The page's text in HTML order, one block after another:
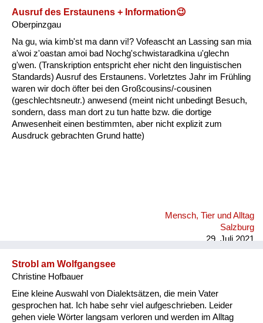
Natur und Landwirtschaft
Fluchen und Reden
Mensch, Tier und Alltag
Schmankerln und
Kulinarisches
Ausruf des Erstaunens + Information😉
Oberpinzgau
Na gu, wia kimb'st ma dann vi!? Vofeascht an Lassing san mia
a'woi z'oastan amoi bad Nochg'schwistaradkina u'glechn
g'wen. (Transkription entspricht eher nicht den linguistischen
Standards) Ausruf des Erstaunens. Vorletztes Jahr im Frühling
waren wir doch öfter bei den Großcousins/-cousinen
(geschlechtsneutr.) anwesend (meint nicht unbedingt Besuch,
sondern, dass man dort zu tun hatte bzw. die dortige
Anwesenheit einen bestimmten, aber nicht explizit zum
Ausdruck gebrachten Grund hatte)
Mensch, Tier und Alltag
Salzburg
29. Juli 2021
Strobl am Wolfgangsee
Christine Hofbauer
Eine kleine Auswahl von Dialektsätzen, die mein Vater
gesprochen hat. Ich habe sehr viel aufgeschrieben. Leider
gehen viele Wörter langsam verloren und werden im Alltag